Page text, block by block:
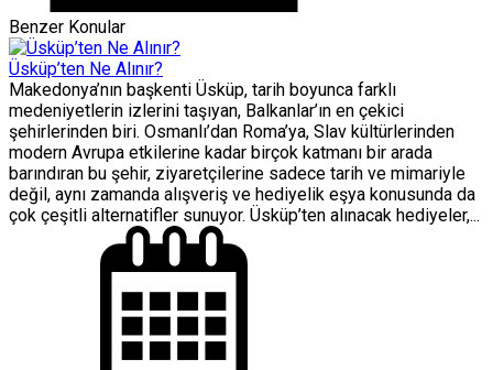
Benzer Konular
Üsküp’ten Ne Alınır?
Makedonya’nın başkenti Üsküp, tarih boyunca farklı
medeniyetlerin izlerini taşıyan, Balkanlar’ın en çekici
şehirlerinden biri. Osmanlı’dan Roma’ya, Slav kültürlerinden
modern Avrupa etkilerine kadar birçok katmanı bir arada
barındıran bu şehir, ziyaretçilerine sadece tarih ve mimariyle
değil, aynı zamanda alışveriş ve hediyelik eşya konusunda da
çok çeşitli alternatifler sunuyor. Üsküp’ten alınacak hediyeler,...